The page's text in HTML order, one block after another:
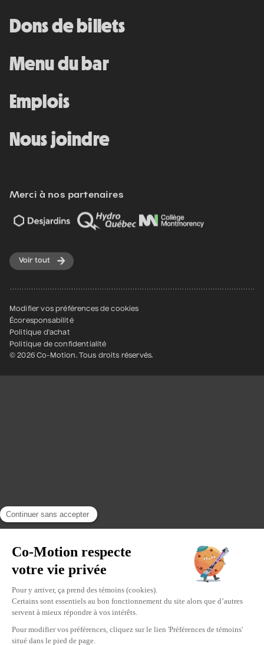
Dons de billets
Menu du bar
Emplois
Nous joindre
Merci à nos partenaires
Voir tout
© 2026 Co-Motion. Tous droits réservés.
Écoresponsabilité
Politique d'achat
Politique de confidentialité
Modifier vos préférences de cookies